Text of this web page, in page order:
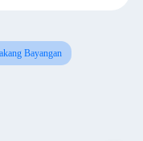
Bayangan